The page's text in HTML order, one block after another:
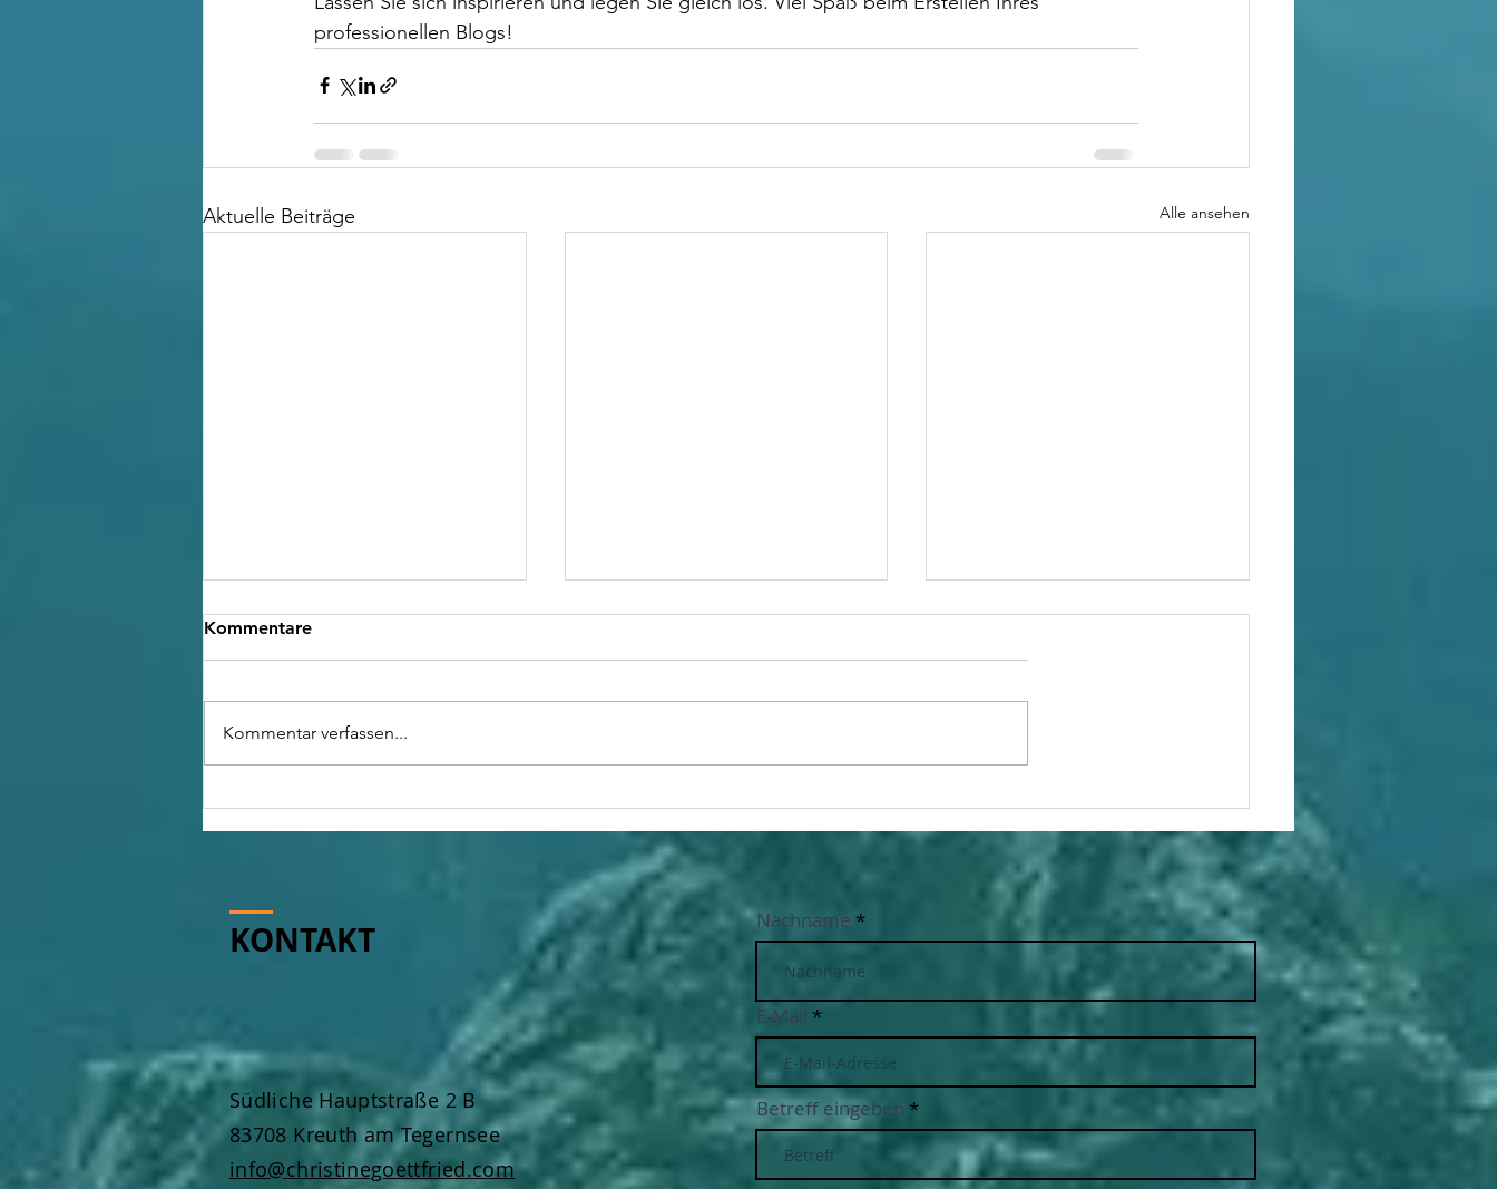
professionellen Blogs!
Aktuelle Beiträge Alle ansehen
Blog
deinem Blog?
Kommentare
Kommentar verfassen...
KONTAKT
Südliche Hauptstraße 2 B
83708 Kreuth am Tegernsee
info@christinegoettfried.com
Nachname
E-Mail
Betreff eingeben